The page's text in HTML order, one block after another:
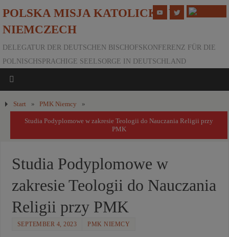
POLSKA MISJA KATOLICKA W
NIEMCZECH
DELEGATUR DER DEUTSCHEN BISCHOFSKONFERENZ FÜR DIE
POLNISCHSPRACHIGE SEELSORGE IN DEUTSCHLAND
Start » PMK Niemcy »
Studia Podyplomowe w zakresie Teologii do Nauczania Religii przy
PMK
Studia Podyplomowe w
zakresie Teologii do Nauczania
Religii przy PMK
SEPTEMBER 4, 2023 PMK NIEMCY